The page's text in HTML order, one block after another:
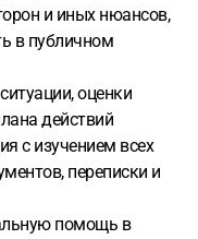
и иных нюансов,
в публичном
оценки
действий
с изучением всех
переписки и
помощь в